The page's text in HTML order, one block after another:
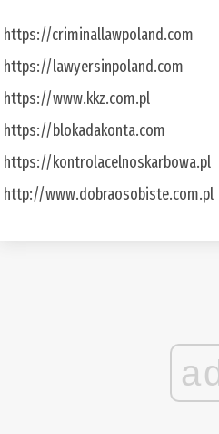
https://criminallawpoland.com
https://lawyersinpoland.com
https://www.kkz.com.pl
https://blokadakonta.com
https://kontrolacelnoskarbowa.pl
http://www.dobraosobiste.com.pl
ad